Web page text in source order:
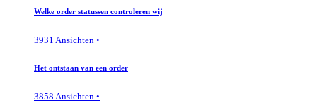
Welke order statussen controleren wij
3931 Ansichten •
Het ontstaan van een order
3858 Ansichten •